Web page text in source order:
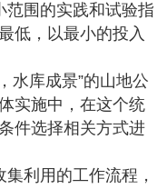
范围的实践和试验指
低，以最小的投入
水库成景”的山地公
实施中，在这个统
件选择相关方式进
集利用的工作流程，